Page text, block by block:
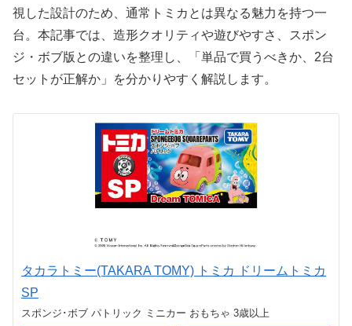
視した設計のため、通常トミカとは異なる魅力を持つ一
台。本記事では、造形クオリティや遊びやすさ、スポン
ジ・ボブ版との違いを整理し、「単品で買うべきか、2台
セットが正解か」を分かりやすく解説します。
タカラトミー(TAKARA TOMY) トミカ ドリームトミカ
SP
スポンジ･ボブ パトリック ミニカー おもちゃ 3歳以上